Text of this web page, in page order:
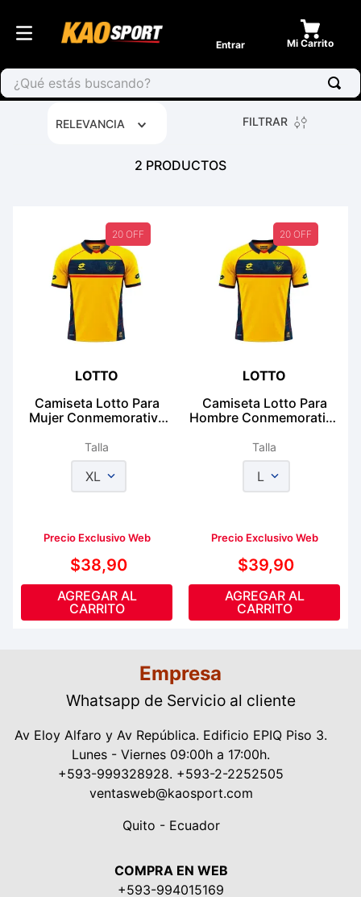
Entrar
¿Qué estás buscando?
RELEVANCIA FILTRAR
2 PRODUCTOS
20 OFF
LOTTO
Camiseta Lotto Para
Mujer Conmemorativa
Talla
XL
Precio Exclusivo Web
$38,90
AGREGAR AL
CARRITO
20 OFF
LOTTO
Camiseta Lotto Para
Hombre Conmemorativa
Talla
L
Precio Exclusivo Web
$39,90
AGREGAR AL
CARRITO
Empresa
Whatsapp de Servicio al cliente
Av Eloy Alfaro y Av República. Edificio EPIQ Piso 3.
Lunes - Viernes 09:00h a 17:00h.
+593-999328928. +593-2-2252505
ventasweb@kaosport.com
Quito - Ecuador
COMPRA EN WEB
+593-994015169